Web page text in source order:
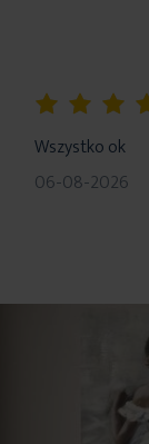
Wszystko ok
06-08-2026